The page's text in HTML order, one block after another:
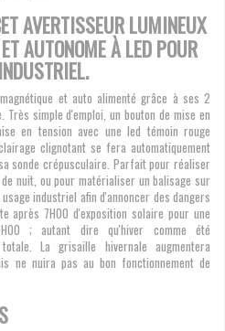
AVERTISSEUR LUMINEUX
AUTONOME À LED POUR
et auto alimenté grâce à ses 2
simple d'emploi, un bouton de mise en
en tension avec une led témoin rouge
clignotant se fera automatiquement
sonde crépusculaire. Parfait pour réaliser
nuit, ou pour matérialiser un balisage sur
industriel afin d'annoncer des dangers
après 7H00 d'exposition solaire pour une
; autant dire qu'hiver comme été
La grisaille hivernale augmentera
ne nuira pas au bon fonctionnement de